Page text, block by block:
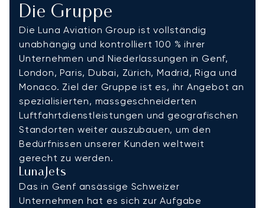
Die Gruppe
Die Luna Aviation Group ist vollständig
unabhängig und kontrolliert 100 % ihrer
Unternehmen und Niederlassungen in Genf,
London, Paris, Dubai, Zürich, Madrid, Riga und
Monaco. Ziel der Gruppe ist es, ihr Angebot an
spezialisierten, massgeschneiderten
Luftfahrtdienstleistungen und geografischen
Standorten weiter auszubauen, um den
Bedürfnissen unserer Kunden weltweit
gerecht zu werden.
LunaJets
Das in Genf ansässige Schweizer
Unternehmen hat es sich zur Aufgabe